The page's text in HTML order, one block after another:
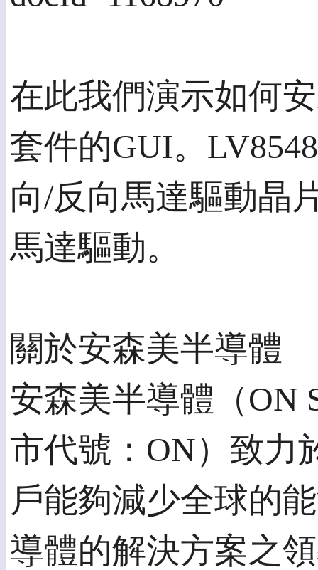
在此我們演示如何
套件的GUI。
向/反向馬達驅動晶
馬達驅動。
關於安森美半導體
安森美半導體（ON
市代號：ON）致力
戶能夠減少全球的
導體的解決方案之